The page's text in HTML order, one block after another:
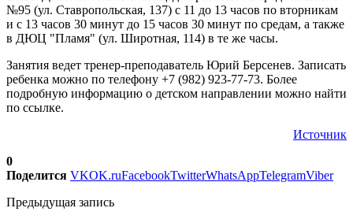
№95 (ул. Ставропольская, 137) с 11 до 13 часов по вторникам
и с 13 часов 30 минут до 15 часов 30 минут по средам, а также
в ДЮЦ "Пламя" (ул. Широтная, 114) в те же часы.
Занятия ведет тренер-преподаватель Юрий Берсенев. Записать
ребенка можно по телефону +7 (982) 923-77-73. Более
подробную информацию о детском направлении можно найти
по ссылке.
Источник
0
Поделится VKOK.ruFacebookTwitterWhatsAppTelegramViber
Предыдущая запись